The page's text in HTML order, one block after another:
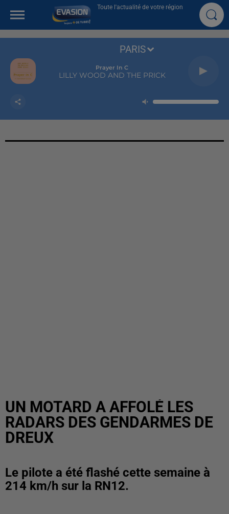
Toute l'actualité de votre région
Prayer In C
LILLY WOOD AND THE PRICK
PARIS
UN MOTARD A AFFOLÉ LES
RADARS DES GENDARMES DE
DREUX
Le pilote a été flashé cette semaine à
214 km/h sur la RN12.